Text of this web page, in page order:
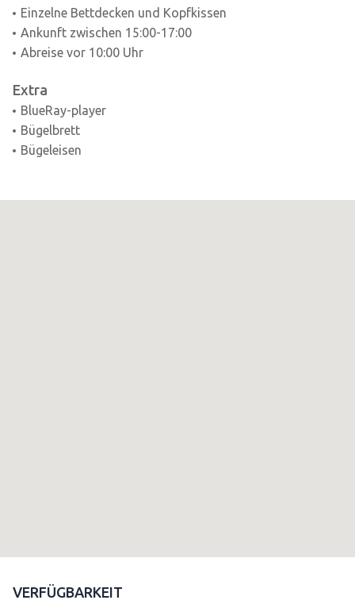
Einzelne Bettdecken und Kopfkissen
Ankunft zwischen 15:00-17:00
Abreise vor 10:00 Uhr
Extra
BlueRay-player
Bügelbrett
Bügeleisen
VERFÜGBARKEIT